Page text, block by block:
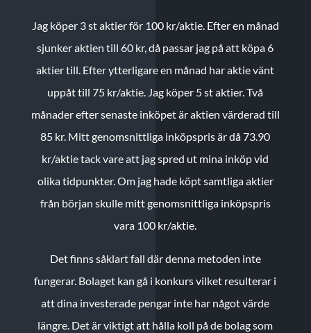
Jag köper 3 st aktier för 100 kr/aktie. Efter en månad
sjunker aktien till 60 kr, då passar jag på att köpa 6
aktier till. Efter ytterligare en månad har aktie vänt
uppåt till 75 kr/aktie. Jag köper 5 st aktier.Två
månader efter senaste inköpet är aktien värderad till
85 kr. Mitt genomsnittliga inköpspris är då 73.90
kr/aktie tack vare att jag spred ut mina inköp vid
olika tidpunkter. Om jag hade köpt samtliga aktier
från början skulle mitt genomsnittliga inköpspris
vara 100 kr/aktie.
Det finns såklart fall där denna metoden inte
fungerar. Bolaget kan gå i konkurs vilket resulterar i
att dina investerade pengar inte har något värde
längre. Det är viktigt att hålla koll på de bolag som